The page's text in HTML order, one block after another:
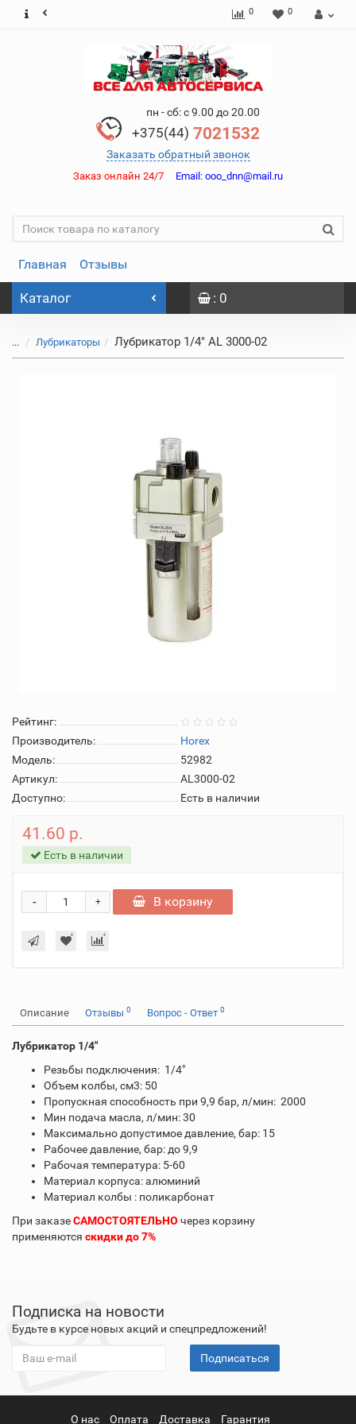
0 0
пн - сб: с 9.00 до 20.00
+375(44) 7021532
Заказать обратный звонок
Заказ онлайн 24/7 Email: ooo_dnn@mail.ru
Главная Отзывы
Каталог : 0
... Лубрикаторы Лубрикатор 1/4" AL 3000-02
Рейтинг:
Производитель:
Horex
Модель:
52982
Артикул:
AL3000-02
Доступно:
Есть в наличии
41.60 р.
Есть в наличии
+
- В корзину
Описание Отзывы 0 Вопрос - Ответ 0
Лубрикатор 1/4"
Резьбы подключения: 1/4"
Объем колбы, см3: 50
Пропускная способность при 9,9 бар, л/мин: 2000
Мин подача масла, л/мин: 30
Максимально допустимое давление, бар: 15
Рабочее давление, бар: до 9,9
Рабочая температура: 5-60
Материал корпуса: алюминий
Материал колбы : поликарбонат
При заказеСАМОСТОЯТЕЛЬНО через корзину
применяются скидки до 7%
Подписка на новости
Будьте в курсе новых акций и спецпредложений!
Подписаться
О нас Оплата Доставка Гарантия